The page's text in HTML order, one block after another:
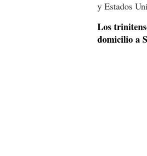
y Estados
Los
domicilio a